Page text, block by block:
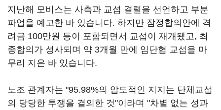
지난해 모비스는 사측과 교섭 결렬을 선언하고 부분
파업을 예고한 바 있습니다. 하지만 잠정합의안에 격
려금 100만원 등이 포함되면서 교섭이 재개됐고, 최
종합의가 성사되며 약 3개월 만에 임단협 교섭을 마
무리 지은 바 있습니다.
노조 관계자는 "95.98%의 압도적인 지지는 단체교섭
의 당당한 투쟁을 결의한 것"이라며 "차별 없는 성과